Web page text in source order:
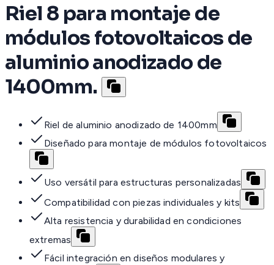
Riel 8 para montaje de
módulos fotovoltaicos de
aluminio anodizado de
1400mm.
Riel de aluminio anodizado de 1400mm
Diseñado para montaje de módulos fotovoltaicos
Uso versátil para estructuras personalizadas
Compatibilidad con piezas individuales y kits
Alta resistencia y durabilidad en condiciones
extremas
Fácil integración en diseños modulares y